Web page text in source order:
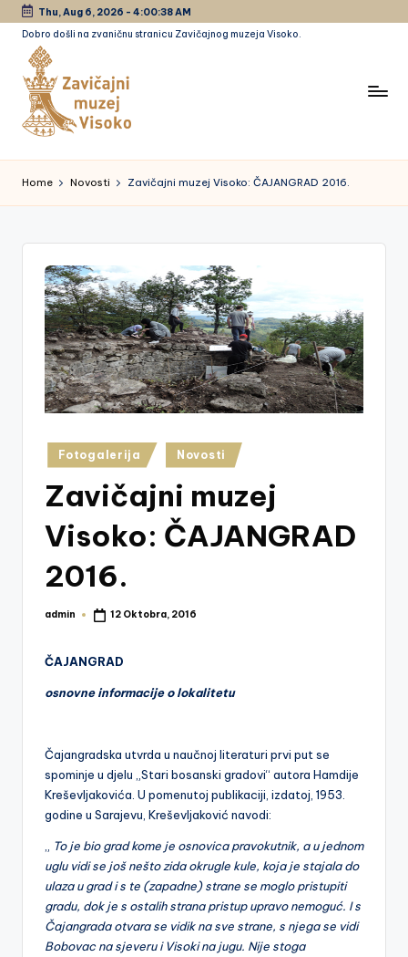
Skip
content
Thu, Aug 6, 2026 - 4:00:39 AM
Dobro došli na zvaničnu stranicu Zavičajnog muzeja Visoko.
a
vi
č
Home Novosti Zavičajni muzej Visoko: ČAJANGRAD 2016.
Posted
in
Fotogalerija Novosti
Zavičajni muzej
Visoko: ČAJANGRAD
2016.
Posted
admin 12 Oktobra, 2016
ČAJANGRAD
osnovne informacije o lokalitetu
Čajangradska utvrda u naučnoj literaturi prvi put se
spominje u djelu „Stari bosanski gradovi“ autora Hamdije
Kreševljakovića. U pomenutoj publikaciji, izdatoj, 1953.
godine u Sarajevu, Kreševljaković navodi:
To je bio grad kome je osnovica pravokutnik, a u jednom
uglu vidi se još nešto zida okrugle kule, koja je stajala do
ulaza u grad i s te (zapadne) strane se moglo pristupiti
gradu, dok je s ostalih strana pristup upravo nemoguć. I s
Čajangrada otvara se vidik na sve strane, s njega se vidi
Bobovac na sjeveru i Visoki na jugu. Nije stoga